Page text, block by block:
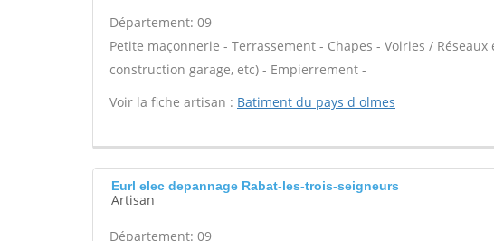
Département: 09
Petite maçonnerie - Terrassement - Chapes - Voiries /
construction garage, etc) - Empierrement -
Voir la fiche artisan : Batiment du pays d olmes
Eurl elec depannage Rabat-les-trois-seigneurs
Artisan
Département: 09